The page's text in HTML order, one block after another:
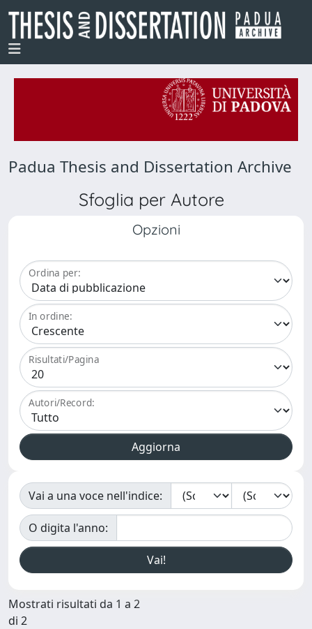
Padua Thesis and Dissertation Archive
Sfoglia per Autore
Opzioni
Ordina per:
In ordine:
Risultati/Pagina
Autori/Record:
Vai a una voce nell'indice:
O digita l'anno:
Mostrati risultati da 1 a 2
di 2